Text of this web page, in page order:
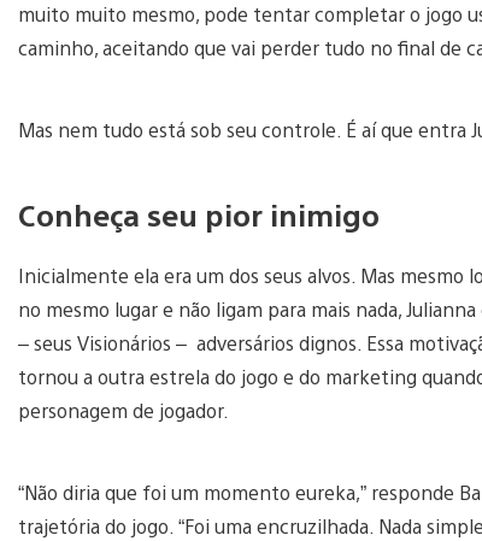
muito muito mesmo, pode tentar completar o jogo
caminho, aceitando que vai perder tudo no final de
Mas nem tudo está sob seu controle. É aí que entra
Conheça seu pior inimigo
Inicialmente ela era um dos seus alvos. Mas
no mesmo lugar e não ligam para mais nada,
– seus Visionários – adversários dignos. Essa
tornou a outra estrela do jogo e do marketing
personagem de jogador.
“Não diria que foi um momento eureka,” responde
trajetória do jogo. “Foi uma encruzilhada. Nada